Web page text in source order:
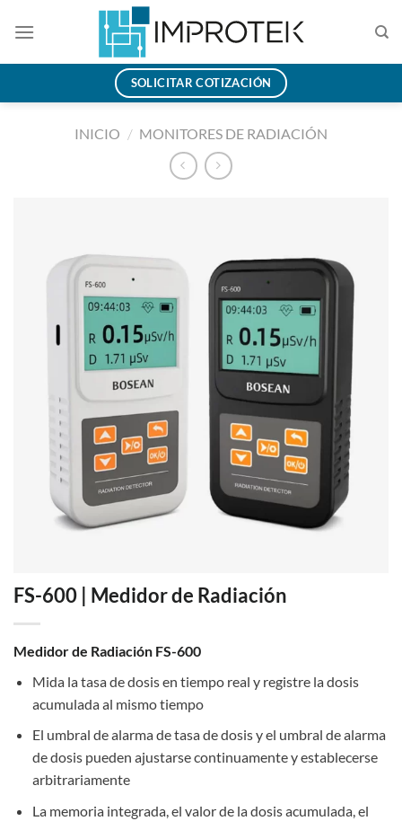
SOLICITAR COTIZACIÓN
INICIO / MONITORES DE RADIACIÓN
FS-600 | Medidor de Radiación
Medidor de Radiación FS-600
Mida la tasa de dosis en tiempo real y registre la dosis
acumulada al mismo tiempo
El umbral de alarma de tasa de dosis y el umbral de alarma
de dosis pueden ajustarse continuamente y establecerse
arbitrariamente
La memoria integrada, el valor de la dosis acumulada, el